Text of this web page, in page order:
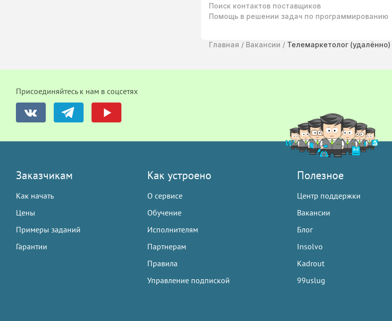
Поиск контактов поставщиков
Помощь в решении задач по программированию
Главная / Вакансии / Телемаркетолог (удалённо)
Присоединяйтесь к нам в соцсетях
Заказчикам
Как начать
Цены
Примеры заданий
Гарантии
Как устроено
О сервисе
Обучение
Исполнителям
Партнерам
Правила
Управление подпиской
Полезное
Центр поддержки
Вакансии
Блог
Insolvo
Kadrout
99uslug